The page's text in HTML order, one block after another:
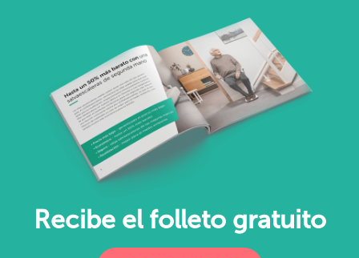
Recibe el folleto gratuito